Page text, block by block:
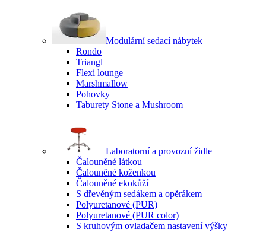
Modulární sedací nábytek
Rondo
Triangl
Flexi lounge
Marshmallow
Pohovky
Taburety Stone a Mushroom
Laboratorní a provozní židle
Čalouněné látkou
Čalouněné koženkou
Čalouněné ekokůží
S dřevěným sedákem a opěrákem
Polyuretanové (PUR)
Polyuretanové (PUR color)
S kruhovým ovladačem nastavení výšky